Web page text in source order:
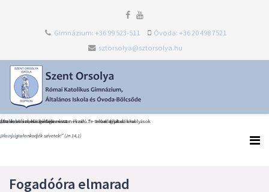
Gimnázium: +36 99 523-511
Óvoda: +36 20 498 7521
sztorsolya@sztorsolya.hu
Heti Ige
„Ne nyugtalankodjék szívetek!” (Jn 14,1)
Észak-olaszországi dolce vita
Bővebben...
Általános iskolai ballagás és tanévzáró Te Deum díjátadókkal
Bővebben...
„Én iskolám, köszönöm most neked…” – elballagtak az orsolyások
Bővebben...
Fogadóóra elmarad